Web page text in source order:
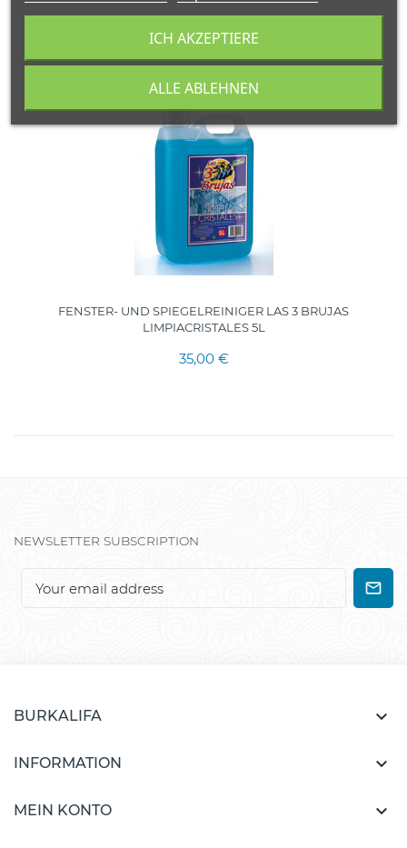
SPANIEN
FENSTER- UND SPIEGELREINIGER LAS 3 BRUJAS
LIMPIACRISTALES 5L
35,00 €
NEWSLETTER SUBSCRIPTION
BURKALIFA 
INFORMATION 
MEIN KONTO 
ALLE ABLEHNEN
ICH AKZEPTIERE